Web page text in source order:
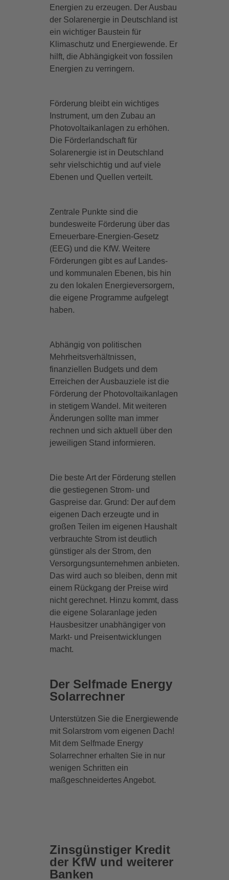
Energien zu erzeugen. Der Ausbau
der Solarenergie in Deutschland ist
ein wichtiger Baustein für
Klimaschutz und Energiewende. Er
hilft, die Abhängigkeit von fossilen
Energien zu verringern.
Förderung bleibt ein wichtiges
Instrument, um den Zubau an
Photovoltaikanlagen zu erhöhen.
Die Förderlandschaft für
Solarenergie ist in Deutschland
sehr vielschichtig und auf viele
Ebenen und Quellen verteilt.
Zentrale Punkte sind die
bundesweite Förderung über das
Erneuerbare-Energien-Gesetz
(EEG) und die KfW. Weitere
Förderungen gibt es auf Landes-
und kommunalen Ebenen, bis hin
zu den lokalen Energieversorgern,
die eigene Programme aufgelegt
haben.
Abhängig von politischen
Mehrheitsverhältnissen,
finanziellen Budgets und dem
Erreichen der Ausbauziele ist die
Förderung der Photovoltaikanlagen
in stetigem Wandel. Mit weiteren
Änderungen sollte man immer
rechnen und sich aktuell über den
jeweiligen Stand informieren.
Die beste Art der Förderung stellen
die gestiegenen Strom- und
Gaspreise dar. Grund: Der auf dem
eigenen Dach erzeugte und in
großen Teilen im eigenen Haushalt
verbrauchte Strom ist deutlich
günstiger als der Strom, den
Versorgungsunternehmen anbieten.
Das wird auch so bleiben, denn mit
einem Rückgang der Preise wird
nicht gerechnet. Hinzu kommt, dass
die eigene Solaranlage jeden
Hausbesitzer unabhängiger von
Markt- und Preisentwicklungen
macht.
Der Selfmade Energy
Solarrechner
Unterstützen Sie die Energiewende
mit Solarstrom vom eigenen Dach!
Mit dem Selfmade Energy
Solarrechner erhalten Sie in nur
wenigen Schritten ein
maßgeschneidertes Angebot.
Zinsgünstiger Kredit
der KfW und weiterer
Banken